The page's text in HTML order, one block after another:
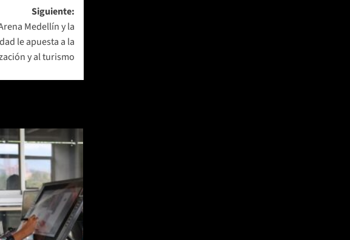
Siguiente:
Medellín y la
le apuesta a la
y al turismo